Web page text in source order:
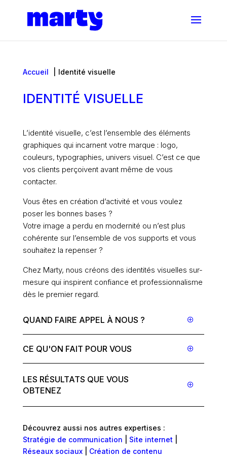
Accueil Identité visuelle
IDENTITÉ VISUELLE
L’identité visuelle, c’est l’ensemble des éléments
graphiques qui incarnent votre marque : logo,
couleurs, typographies, univers visuel. C’est ce que
vos clients perçoivent avant même de vous
contacter.
Vous êtes en création d’activité et vous voulez
poser les bonnes bases ?
Votre image a perdu en modernité ou n’est plus
cohérente sur l’ensemble de vos supports et vous
souhaitez la repenser ?
Chez Marty, nous créons des identités visuelles sur-
mesure qui inspirent confiance et professionnalisme
dès le premier regard.
QUAND FAIRE APPEL À NOUS ?
CE QU'ON FAIT POUR VOUS
LES RÉSULTATS QUE VOUS
OBTENEZ
Découvrez aussi nos autres expertises :
Stratégie de communication
Site internet
Réseaux sociaux| Création de contenu